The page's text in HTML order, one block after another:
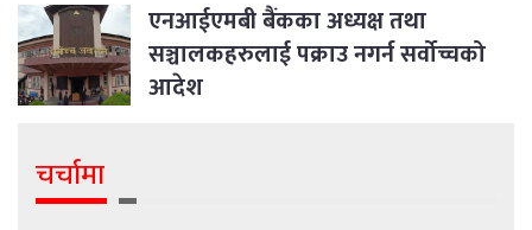
एनआईएमबी बैंकका अध्यक्ष तथा
सञ्चालकहरुलाई पक्राउ नगर्न सर्वोच्चको
आदेश
चर्चामा